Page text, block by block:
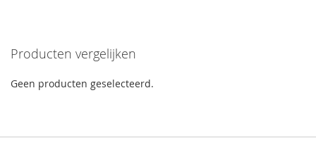
Producten vergelijken
Geen producten geselecteerd.